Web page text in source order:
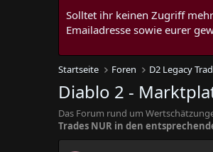
Solltet ihr keinen Zugriff
Emailadresse sowie eurer
Startseite Foren D2 Legacy
Diablo 2 -
Das Forum rund um
Trades NUR in den